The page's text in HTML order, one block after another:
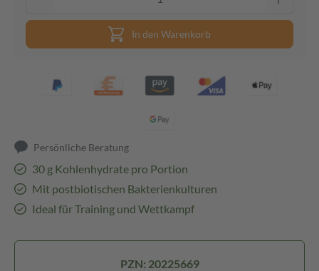
In den Warenkorb
Persönliche Beratung
30 g Kohlenhydrate pro Portion
Mit postbiotischen Bakterienkulturen
Ideal für Training und Wettkampf
PZN: 20225669